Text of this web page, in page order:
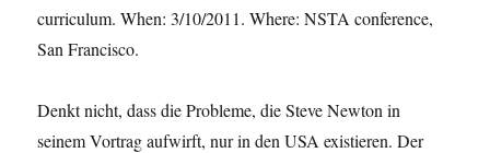
curriculum. When: 3/10/2011. Where: NSTA conference,
San Francisco.
Denkt nicht, dass die Probleme, die Steve Newton in
seinem Vortrag aufwirft, nur in den USA existieren. Der